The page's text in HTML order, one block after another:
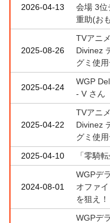
2026-04-13
会場 3
重助(お
2025-08-26
TVアニ
Divinez
グミ使
2025-04-24
WGP
- V さん
2025-04-22
TVアニ
Divinez
グミ使
2025-04-10
「零騎
2024-08-01
WGPデ
オファ
を狙え
WGPデ